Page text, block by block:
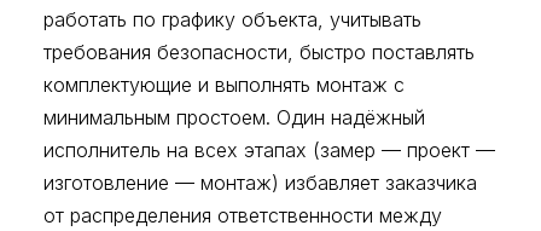
работать по графику объекта, учитывать
требования безопасности, быстро поставлять
комплектующие и выполнять монтаж с
минимальным простоем. Один надёжный
исполнитель на всех этапах (замер — проект —
изготовление — монтаж) избавляет заказчика
от распределения ответственности между